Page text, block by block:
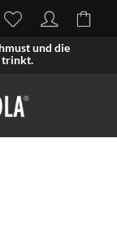
und die
trinkt.